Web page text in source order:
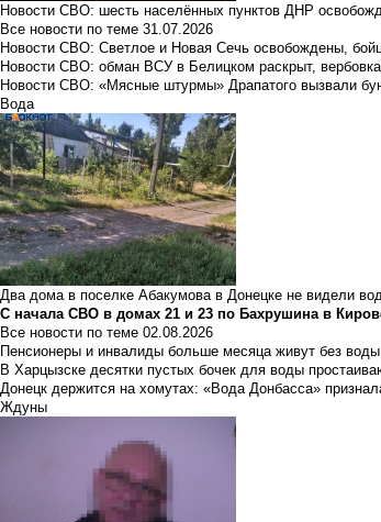
Новости СВО: шесть населённых пунктов ДНР
Все новости по теме 31.07.2026
Новости СВО: Светлое и Новая Сечь освобождены,
Новости СВО: обман ВСУ в Белицком раскрыт,
Новости СВО: «Мясные штурмы» Драпатого вызвали
Вода
Два дома в поселке Абакумова в Донецке не видели
С начала СВО в домах 21 и 23 по Бахрушина в
Все новости по теме 02.08.2026
Пенсионеры и инвалиды больше месяца живут без
В Харцызске десятки пустых бочек для воды
Донецк держится на хомутах: «Вода Донбасса»
Ждуны